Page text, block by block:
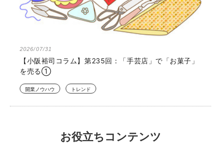
2026/07/31
【小阪裕司コラム】第235回：「手芸店」で「お菓子」
を売る①
開業ノウハウ トレンド
お役立ちコンテンツ